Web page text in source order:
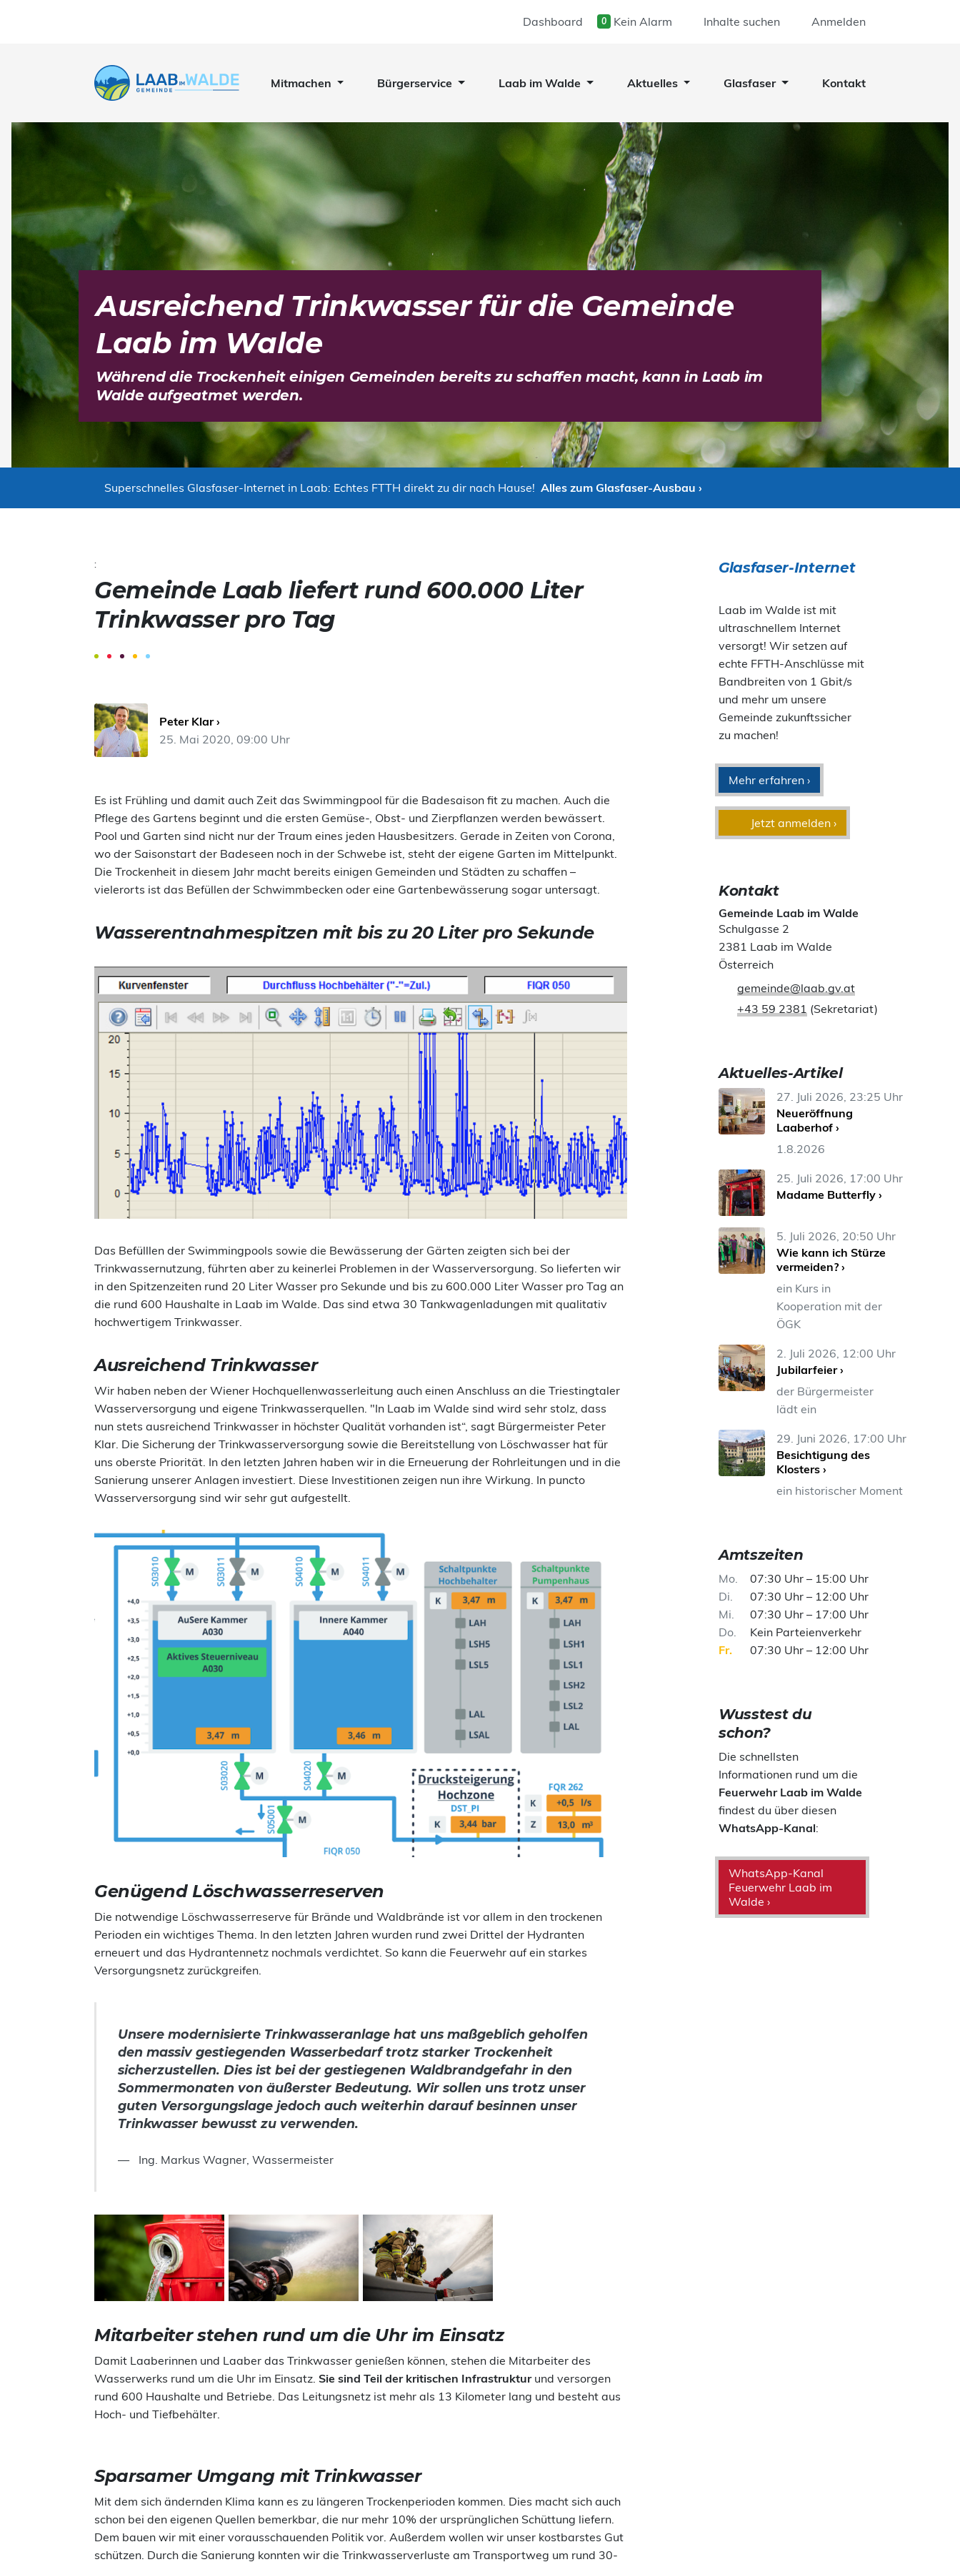
Dashboard 0 Kein Alarm Inhalte suchen Anmelden
Mitmachen Bürgerservice Laab im Walde Aktuelles Glasfaser Kontakt
Ausreichend Trinkwasser für die Gemeinde
Laab im Walde
​Während die Trockenheit einigen Gemeinden bereits zu schaffen macht, kann in Laab im
Walde aufgeatmet werden.
Superschnelles Glasfaser-Internet in Laab: Echtes FTTH direkt zu dir nach Hause! Alles zum Glasfaser-Ausbau ›
:
Gemeinde Laab liefert rund 600.000 Liter
Trinkwasser pro Tag
Peter Klar ›
25. Mai 2020, 09:00 Uhr
Es ist Frühling und damit auch Zeit das Swimmingpool für die Badesaison fit zu machen. Auch die
Pflege des Gartens beginnt und die ersten Gemüse-, Obst- und Zierpflanzen werden bewässert.
Pool und Garten sind nicht nur der Traum eines jeden Hausbesitzers. Gerade in Zeiten von Corona,
wo der Saisonstart der Badeseen noch in der Schwebe ist, steht der eigene Garten im Mittelpunkt.
Die Trockenheit in diesem Jahr macht bereits einigen Gemeinden und Städten zu schaffen –
vielerorts ist das Befüllen der Schwimmbecken oder eine Gartenbewässerung sogar untersagt.
Wasserentnahmespitzen mit bis zu 20 Liter pro Sekunde
Das Befülllen der Swimmingpools sowie die Bewässerung der Gärten zeigten sich bei der
Trinkwassernutzung, führten aber zu keinerlei Problemen in der Wasserversorgung. So lieferten wir
in den Spitzenzeiten rund 20 Liter Wasser pro Sekunde und bis zu 600.000 Liter Wasser pro Tag an
die rund 600 Haushalte in Laab im Walde. Das sind etwa 30 Tankwagenladungen mit qualitativ
hochwertigem Trinkwasser.
Ausreichend Trinkwasser
Wir haben neben der Wiener Hochquellenwasserleitung auch einen Anschluss an die Triestingtaler
Wasserversorgung und eigene Trinkwasserquellen. "In Laab im Walde sind wird sehr stolz, dass
nun stets ausreichend Trinkwasser in höchster Qualität vorhanden ist“, sagt Bürgermeister Peter
Klar. Die Sicherung der Trinkwasserversorgung sowie die Bereitstellung von Löschwasser hat für
uns oberste Priorität. In den letzten Jahren haben wir in die Erneuerung der Rohrleitungen und in die
Sanierung unserer Anlagen investiert. Diese Investitionen zeigen nun ihre Wirkung. In puncto
Wasserversorgung sind wir sehr gut aufgestellt.
Genügend Löschwasserreserven
Die notwendige Löschwasserreserve für Brände und Waldbrände ist vor allem in den trockenen
Perioden ein wichtiges Thema. In den letzten Jahren wurden rund zwei Drittel der Hydranten
erneuert und das Hydrantennetz nochmals verdichtet. So kann die Feuerwehr auf ein starkes
Versorgungsnetz zurückgreifen.
Unsere modernisierte Trinkwasseranlage hat uns maßgeblich geholfen
den massiv gestiegenden Wasserbedarf trotz starker Trockenheit
sicherzustellen. Dies ist bei der gestiegenen Waldbrandgefahr in den
Sommermonaten von äußerster Bedeutung. Wir sollen uns trotz unser
guten Versorgungslage jedoch auch weiterhin darauf besinnen unser
Trinkwasser bewusst zu verwenden.
Ing. Markus Wagner, Wassermeister
Mitarbeiter stehen rund um die Uhr im Einsatz
Damit Laaberinnen und Laaber das Trinkwasser genießen können, stehen die Mitarbeiter des
Wasserwerks rund um die Uhr im Einsatz. Sie sind Teil der kritischen Infrastrukturund versorgen
rund 600 Haushalte und Betriebe. Das Leitungsnetz ist mehr als 13 Kilometer lang und besteht aus
Hoch- und Tiefbehälter.
Sparsamer Umgang mit Trinkwasser
Mit dem sich ändernden Klima kann es zu längeren Trockenperioden kommen. Dies macht sich auch
schon bei den eigenen Quellen bemerkbar, die nur mehr 10% der ursprünglichen Schüttung liefern.
Dem bauen wir mit einer vorausschauenden Politik vor. Außerdem wollen wir unser kostbarstes Gut
schützen. Durch die Sanierung konnten wir die Trinkwasserverluste am Transportweg um rund 30-
Glasfaser-Internet
Laab im Walde ist mit
ultraschnellem Internet
versorgt! Wir setzen auf
echte FFTH-Anschlüsse mit
Bandbreiten von 1 Gbit/s
und mehr um unsere
Gemeinde zukunftssicher
zu machen!
Mehr erfahren ›
Jetzt anmelden ›
Kontakt
Gemeinde Laab im Walde
Schulgasse 2
2381 Laab im Walde
Österreich
gemeinde@laab.gv.at
+43 59 2381 (Sekretariat)
Aktuelles-Artikel
27. Juli 2026, 23:25 Uhr
Neueröffnung
Laaberhof ›
1.8.2026
25. Juli 2026, 17:00 Uhr
Madame Butterfly ›
5. Juli 2026, 20:50 Uhr
Wie kann ich Stürze
vermeiden? ›
ein Kurs in
Kooperation mit der
ÖGK
2. Juli 2026, 12:00 Uhr
Jubilarfeier ›
der Bürgermeister
lädt ein
29. Juni 2026, 17:00 Uhr
Besichtigung des
Klosters ›
ein historischer Moment
Amtszeiten
Mo
07:30 Uhr – 15:00 Uhr
Di
07:30 Uhr – 12:00 Uhr
Mi
07:30 Uhr – 17:00 Uhr
Do
Kein Parteienverkehr
Fr
07:30 Uhr – 12:00 Uhr
Wusstest du
schon?
Die schnellsten
Informationen rund um die
Feuerwehr Laab im Walde
findest du über diesen
WhatsApp-Kanal:
WhatsApp-Kanal
Feuerwehr Laab im
Walde ›